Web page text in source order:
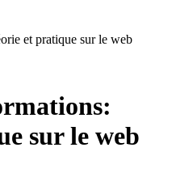
et pratique sur le web
sur le web